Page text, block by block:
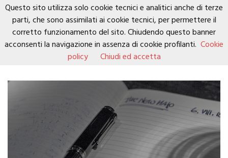
Questo sito utilizza solo cookie tecnici e analitici anche di terze
parti, che sono assimilati ai cookie tecnici, per permettere il
corretto funzionamento del sito. Chiudendo questo banner
acconsenti la navigazione in assenza di cookie profilanti. Cookie
policy
Chiudi ed accetta